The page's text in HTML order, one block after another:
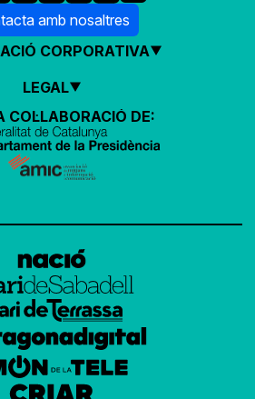
amb nosaltres
CORPORATIVA
LEGAL
COL·LABORACIÓ DE: